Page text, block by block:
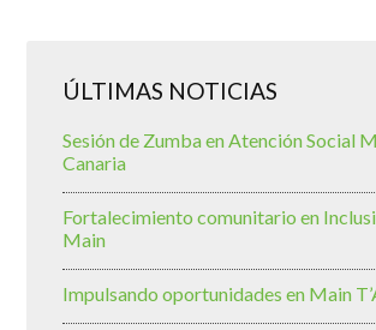
ÚLTIMAS NOTICIAS
Sesión de Zumba en Atención Social
Canaria
Fortalecimiento comunitario en
Main
Impulsando oportunidades en Main